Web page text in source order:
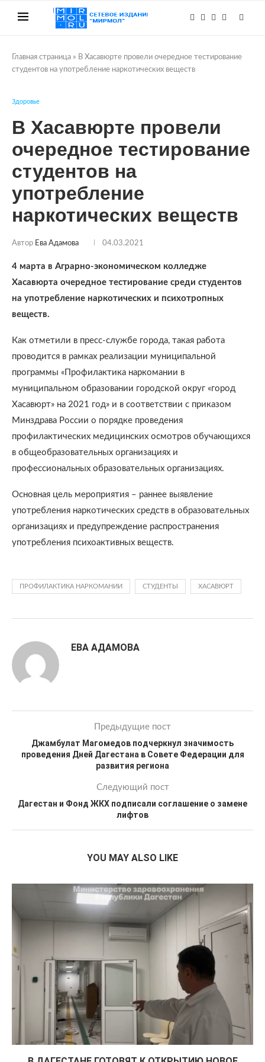
Главная страница » В Хасавюрте провели очередное тестирование
студентов на употребление наркотических веществ
Здоровье
В Хасавюрте провели
очередное тестирование
студентов на
употребление
наркотических веществ
Автор Ева Адамова 04.03.2021
4 марта в Аграрно-экономическом колледже
Хасавюрта очередное тестирование среди студентов
на употребление наркотических и психотропных
веществ.
Как отметили в пресс-службе города, такая работа
проводится в рамках реализации муниципальной
программы «Профилактика наркомании в
муниципальном образовании городской округ «город
Хасавюрт» на 2021 год» и в соответствии с приказом
Минздрава России о порядке проведения
профилактических медицинских осмотров обучающихся
в общеобразовательных организациях и
профессиональных образовательных организациях.
Основная цель мероприятия – раннее выявление
употребления наркотических средств в образовательных
организациях и предупреждение распространения
употребления психоактивных веществ.
ПРОФИЛАКТИКА НАРКОМАНИИ СТУДЕНТЫ ХАСАВЮРТ
ЕВА АДАМОВА
Предыдущие пост
Джамбулат Магомедов подчеркнул значимость
проведения Дней Дагестана в Совете Федерации для
развития региона
Следующий пост
Дагестан и Фонд ЖКХ подписали соглашение о замене
лифтов
YOU MAY ALSO LIKE